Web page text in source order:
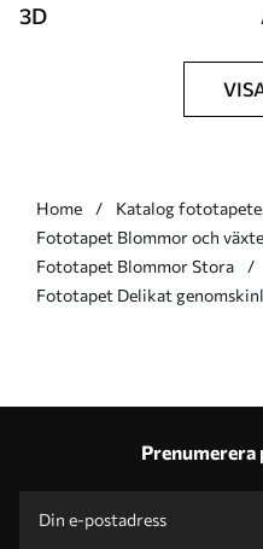
3D
Home
Katalog
Fototapet Blommor och
Fototapet Blommor Stora
Fototapet Delikat
Prenumerera